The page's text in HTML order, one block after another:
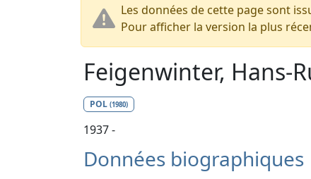
Les données de cette page sont
Pour afficher la version la plus
Feigenwinter, Hans-
POL (1980)
1937 -
Données biographiques